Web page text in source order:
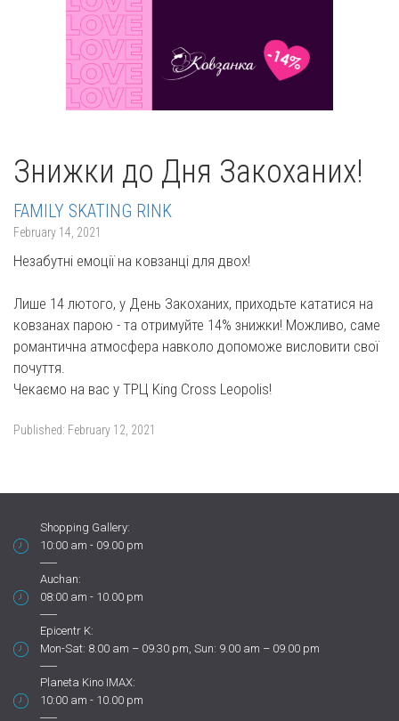
Знижки до Дня Закоханих!
FAMILY SKATING RINK
February 14, 2021
Незабутні емоції на ковзанці для двох!
Лише 14 лютого, у День Закоханих, приходьте кататися на
ковзанах парою - та отримуйте 14% знижки! Можливо, саме
романтична атмосфера навколо допоможе висловити свої
почуття.
Чекаємо на вас у ТРЦ King Cross Leopolis!
Published: February 12, 2021
Shopping Gallery:
10:00 am - 09.00 pm
Auchan:
08:00 am - 10.00 pm
Epicentr K:
Mon-Sat: 8.00 am – 09.30 pm, Sun: 9.00 am – 09.00 pm
Planeta Kino IMAX:
10:00 am - 10.00 pm